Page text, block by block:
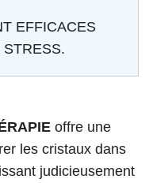
EFFICACES
STRESS.
offre une
les cristaux dans
judicieusement